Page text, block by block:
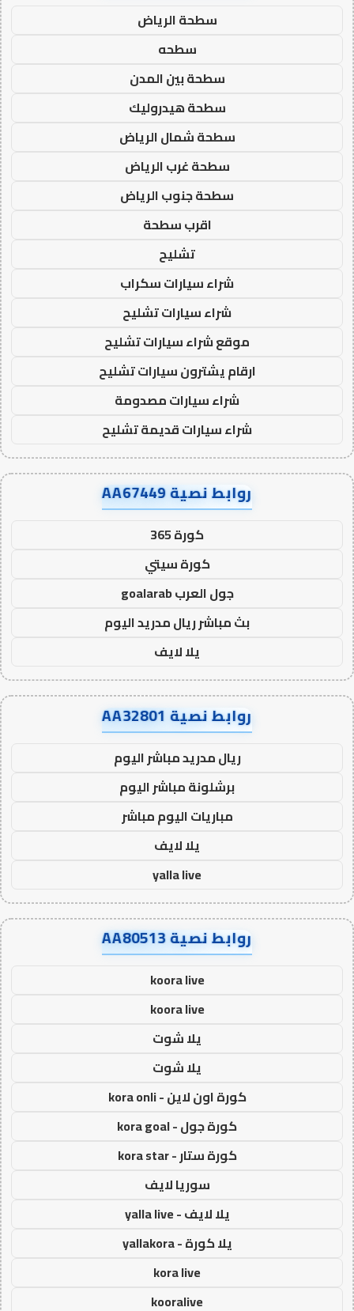
سطحة الرياض
سطحه
سطحة بين المدن
سطحة هيدروليك
سطحة شمال الرياض
سطحة غرب الرياض
سطحة جنوب الرياض
اقرب سطحة
تشليح
شراء سيارات سكراب
شراء سيارات تشليح
موقع شراء سيارات تشليح
ارقام يشترون سيارات تشليح
شراء سيارات مصدومة
شراء سيارات قديمة تشليح
روابط نصية AA67449
كورة 365
كورة سيتي
جول العرب goalarab
بث مباشر ريال مدريد اليوم
يلا لايف
روابط نصية AA32801
ريال مدريد مباشر اليوم
برشلونة مباشر اليوم
مباريات اليوم مباشر
يلا لايف
yalla live
روابط نصية AA80513
koora live
koora live
يلا شوت
يلا شوت
كورة اون لاين - kora onli
كورة جول - kora goal
كورة ستار - kora star
سوريا لايف
يلا لايف - yalla live
يلا كورة - yallakora
kora live
kooralive